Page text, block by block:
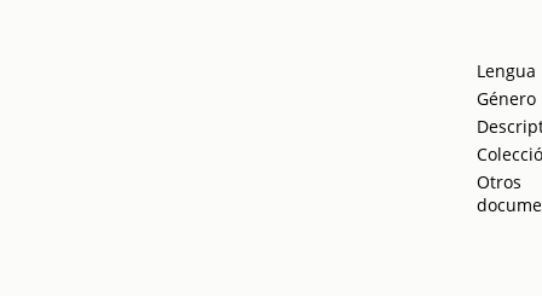
Lengua
Género
Otros